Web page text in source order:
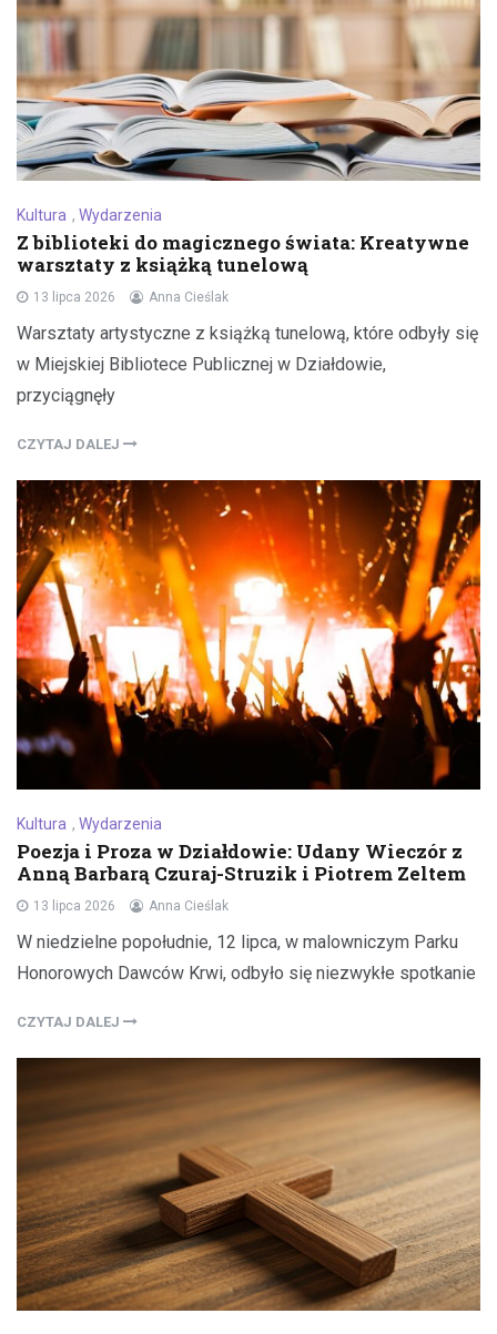
Kultura , Wydarzenia
Z biblioteki do magicznego świata: Kreatywne
warsztaty z książką tunelową
13 lipca 2026 Anna Cieślak
Warsztaty artystyczne z książką tunelową, które odbyły się
w Miejskiej Bibliotece Publicznej w Działdowie,
przyciągnęły
CZYTAJ DALEJ
Kultura , Wydarzenia
Poezja i Proza w Działdowie: Udany Wieczór z
Anną Barbarą Czuraj-Struzik i Piotrem Zeltem
13 lipca 2026 Anna Cieślak
W niedzielne popołudnie, 12 lipca, w malowniczym Parku
Honorowych Dawców Krwi, odbyło się niezwykłe spotkanie
CZYTAJ DALEJ